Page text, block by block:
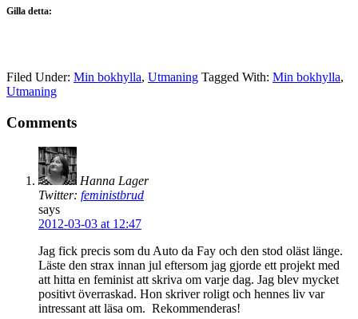
Gilla detta:
Filed Under: Min bokhylla, Utmaning Tagged With: Min bokhylla,
Utmaning
Comments
Hanna Lager
Twitter: feministbrud
says
2012-03-03 at 12:47
Jag fick precis som du Auto da Fay och den stod oläst länge.
Läste den strax innan jul eftersom jag gjorde ett projekt med
att hitta en feminist att skriva om varje dag. Jag blev mycket
positivt överraskad. Hon skriver roligt och hennes liv var
intressant att läsa om. Rekommenderas!